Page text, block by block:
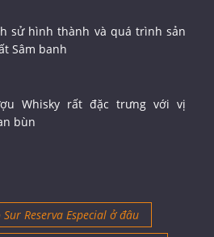
sử hình thành và quá trình sản
Sâm banh
Whisky rất đặc trưng với vị
bùn
Reserva Especial ở đâu